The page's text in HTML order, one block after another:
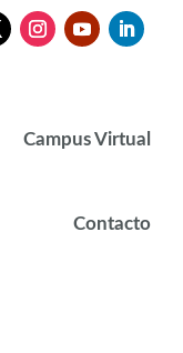
Campus Virtual
Contacto